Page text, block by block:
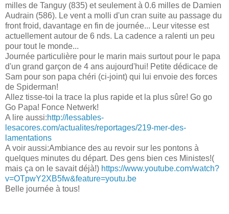
milles de Tanguy (835) et seulement à 0.6 milles de Damien
Audrain (586). Le vent a molli d'un cran suite au passage du
front froid, davantage en fin de journée... Leur vitesse est
actuellement autour de 6 nds. La cadence a ralenti un peu
pour tout le monde...
Journée particulière pour le marin mais surtout pour le papa
d'un grand garçon de 4 ans aujourd'hui! Petite dédicace de
Sam pour son papa chéri (ci-joint) qui lui envoie des forces
de Spiderman!
Allez tisse-toi la trace la plus rapide et la plus sûre! Go go
Go Papa! Fonce Netwerk!
A lire aussi:http://lessables-
lesacores.com/actualites/reportages/219-mer-des-
lamentations
A voir aussi:Ambiance des au revoir sur les pontons à
quelques minutes du départ. Des gens bien ces Ministes!(
mais ça on le savait déjà!) https://www.youtube.com/watch?
v=OTpwY2XB5fw&feature=youtu.be
Belle journée à tous!